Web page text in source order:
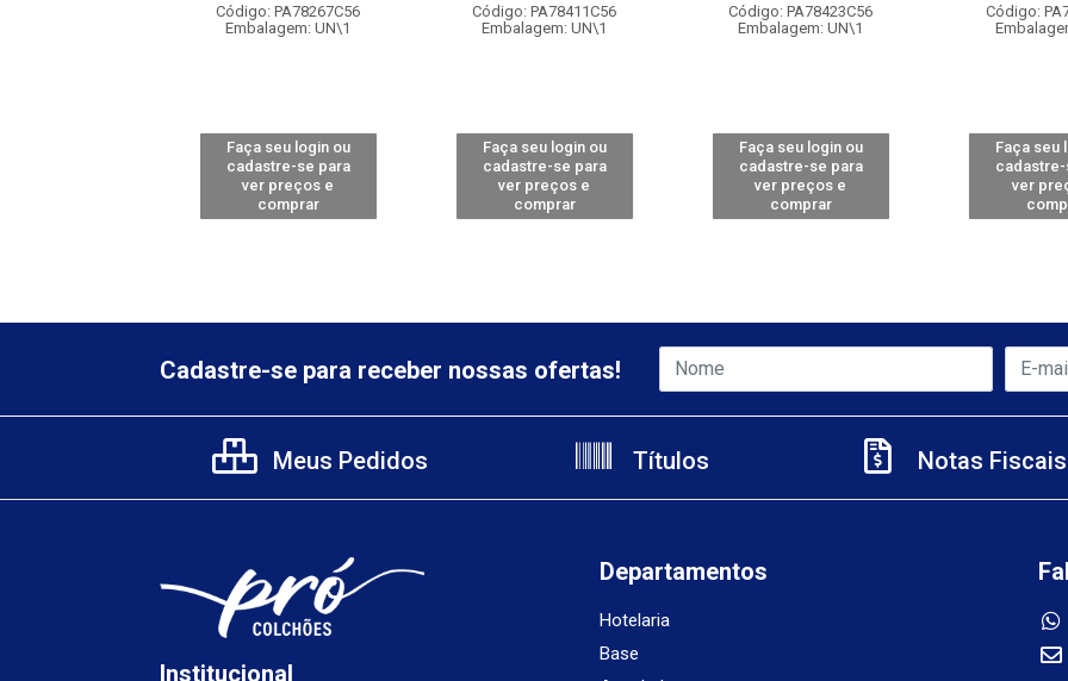
Código: PA78267C56
Embalagem: UN\1
Faça seu login ou
cadastre-se para
ver preços e
comprar
Código: PA78411C56
Embalagem: UN\1
Faça seu login ou
cadastre-se para
ver preços e
comprar
Código: PA78423C56
Embalagem: UN\1
Faça seu login ou
cadastre-se para
ver preços e
comprar
Código:
Faça seu
ver
Cadastre-se para receber nossas ofertas!
Meus Pedidos Títulos Notas Fiscais
Institucional
Departamentos
Hotelaria
Base